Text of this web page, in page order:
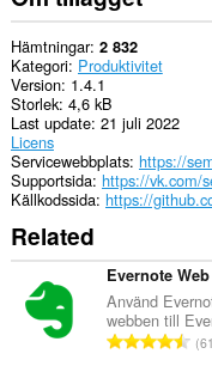
Hämtningar 2 832
Kategori Produktivitet
Version 1.4.1
Storlek 4,6 kB
Last update 21 juli 2022
Licens
Servicewebbplats https://
Supportsida https://vk.com/
Källkodssida https://
Related
Evernote
Använd
webben till
T